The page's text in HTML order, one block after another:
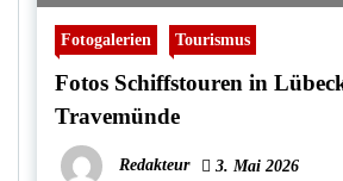
Fotogalerien Tourismus
Fotos Schiffstouren in
Travemünde
Redakteur 3. Mai 2026